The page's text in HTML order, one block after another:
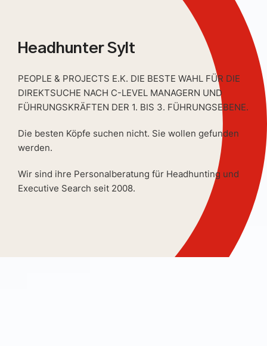
Headhunter Sylt
PEOPLE & PROJECTS E.K. DIE BESTE WAHL FÜR DIE
DIREKTSUCHE NACH C-LEVEL MANAGERN UND
FÜHRUNGSKRÄFTEN DER 1. BIS 3. FÜHRUNGSEBENE.
Die besten Köpfe suchen nicht. Sie wollen gefunden
werden.
Wir sind ihre Personalberatung für Headhunting und
Executive Search seit 2008.